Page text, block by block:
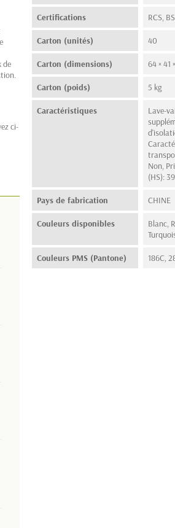
de
ci-
Certifications RCS,
Carton (unités) 40
Carton (dimensions) 64 × 41
Carton (poids) 5 kg
Caractéristiques
Lave-
Non,
(HS):
Pays de fabrication CHINE
Couleurs disponibles
Blanc,
Couleurs PMS (Pantone) 186C,